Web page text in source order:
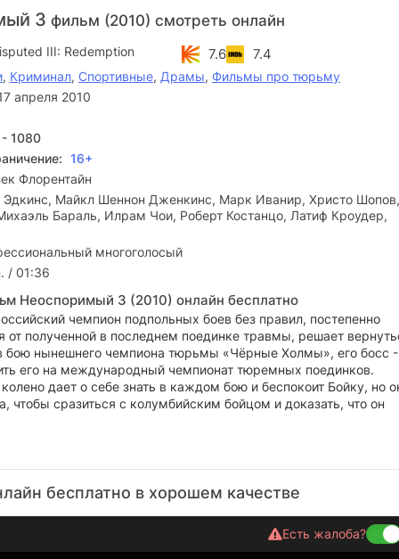
3 фильм (2010) смотреть онлайн
III: Redemption 7.6 7.4
, Криминал, Спортивные, Драмы, Фильмы про тюрьму
апреля 2010
1080
16+
Флорентайн
Эдкинс, Майкл Шеннон Дженкинс, Марк Иванир, Христо Шопов,
Бараль, Илрам Чои, Роберт Костанцо, Латиф Кроудер,
многоголосый
/ 01:36
Неоспоримый 3 (2010) онлайн бесплатно
чемпион подпольных боев без правил, постепенно
от полученной в последнем поединке травмы, решает
бою нынешнего чемпиона тюрьмы «Чёрные Холмы», его босс -
его на международный чемпионат тюремных поединков.
дает о себе знать в каждом бою и беспокоит Бойку, но
чтобы сразиться с колумбийским бойцом и доказать, что он
бесплатно в хорошем качестве
Есть жалоба?